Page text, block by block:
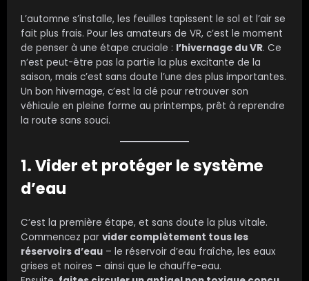
L’automne s’installe, les feuilles tapissent le sol et l’air se
fait plus frais. Pour les amateurs de VR, c’est le moment
de penser à une étape cruciale : l’hivernage du VR. Ce
n’est peut-être pas la partie la plus excitante de la
saison, mais c’est sans doute l’une des plus importantes.
Un bon hivernage, c’est la clé pour retrouver son
véhicule en pleine forme au printemps, prêt à reprendre
la route sans souci.
1. Vider et protéger le système
d’eau
C’est la première étape, et sans doute la plus vitale.
Commencez par vider complètement tous les
réservoirs d’eau – le réservoir d’eau fraîche, les eaux
grises et noires – ainsi que le chauffe-eau.